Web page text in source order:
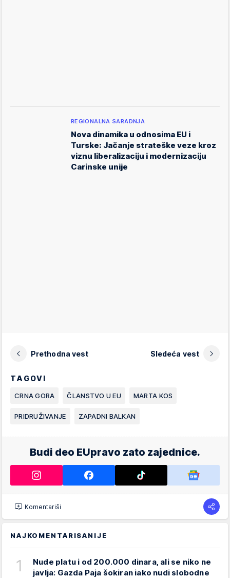
REGIONALNA SARADNJA
Nova dinamika u odnosima EU i
Turske: Jačanje strateške veze kroz
viznu liberalizaciju i modernizaciju
Carinske unije
Prethodna vest Sledeća vest
TAGOVI
CRNA GORA ČLANSTVO U EU MARTA KOS
PRIDRUŽIVANJE ZAPADNI BALKAN
Budi deo EUpravo zato zajednice.
Komentariši
NAJKOMENTARISANIJE
1
Nude platu i od 200.000 dinara, ali se niko ne
javlja: Gazda Paja šokiran iako nudi slobodne